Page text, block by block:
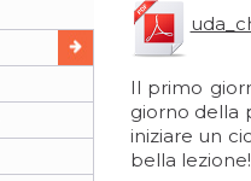
Il primo
giorno della
iniziare un
bella lezione!